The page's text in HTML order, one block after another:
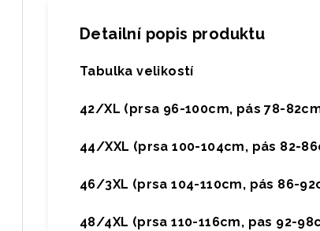
Detailní popis produktu
Tabulka velikostí
42/XL (prsa 96-100cm, pás 78-
44/XXL (prsa 100-104cm, pás 82-
46/3XL (prsa 104-110cm, pás 86-
48/4XL (prsa 110-116cm, pas 92-